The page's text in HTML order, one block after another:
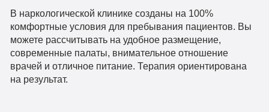
В наркологической клинике созданы на 100%
комфортные условия для пребывания пациентов. Вы
можете рассчитывать на удобное размещение,
современные палаты, внимательное отношение
врачей и отличное питание. Терапия ориентирована
на результат.